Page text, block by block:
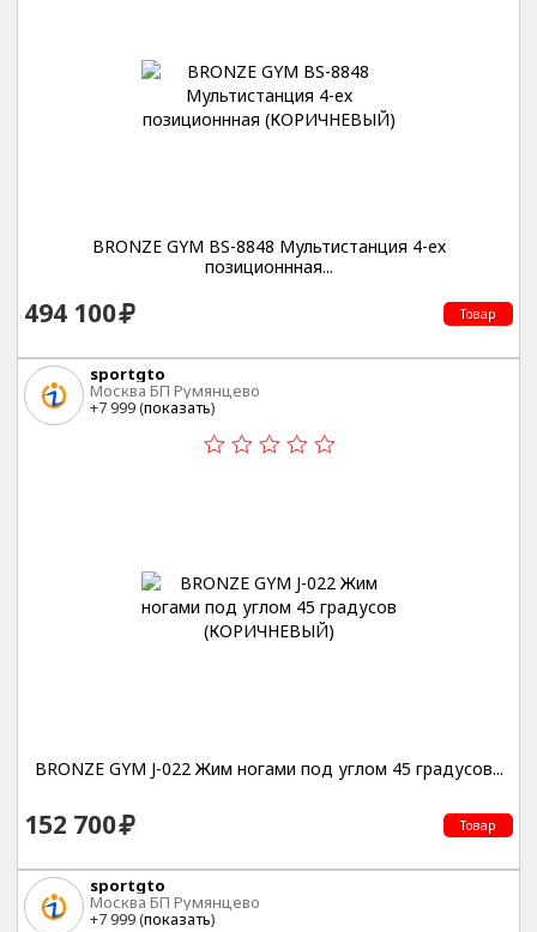
BRONZE GYM BS-8848 Мультистанция 4-ех
позиционнная...
494 100 Товар
sportgto
Москва БП Румянцево
+7 999 (показать)
BRONZE GYM J-022 Жим ногами под углом 45 градусов...
152 700 Товар
sportgto
Москва БП Румянцево
+7 999 (показать)